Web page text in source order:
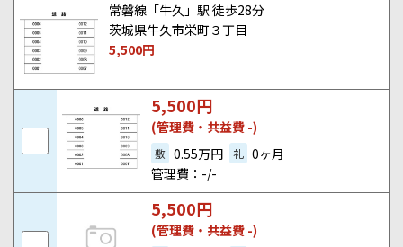
常磐線「牛久」駅 徒歩28分
茨城県牛久市栄町３丁目
5,500円
5,500円
(管理費・共益費 -)
敷 0.55万円 礼 0ヶ月
管理費：-/-
5,500円
(管理費・共益費 -)